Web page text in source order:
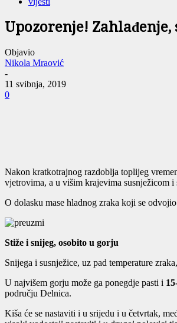
Upozorenje!
Objavio
Nikola Mraović
-
11 svibnja, 2019
0
Nakon kratkotrajnog razdoblja toplijeg
vjetrovima, a u višim krajevima susnježicom
O dolasku mase hladnog zraka koji se
Stiže i snijeg, osobito u gorju
Snijega i susnježice, uz pad temperature
U najvišem gorju može ga ponegdje pasti i
području Delnica.
Kiša će se nastaviti i u srijedu i u četvrtak,